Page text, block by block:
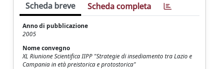
Scheda breve Scheda completa
Anno di pubblicazione
2005
Nome convegno
XL Riunione Scientifica IIPP "Strategie di insediamento tra Lazio e
Campania in età preistorica e protostorica"